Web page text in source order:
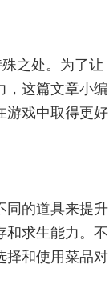
之处。为了让
，这篇文章小编
游戏中取得更好
同的道具来提升
和求生能力。不
择和使用菜品对